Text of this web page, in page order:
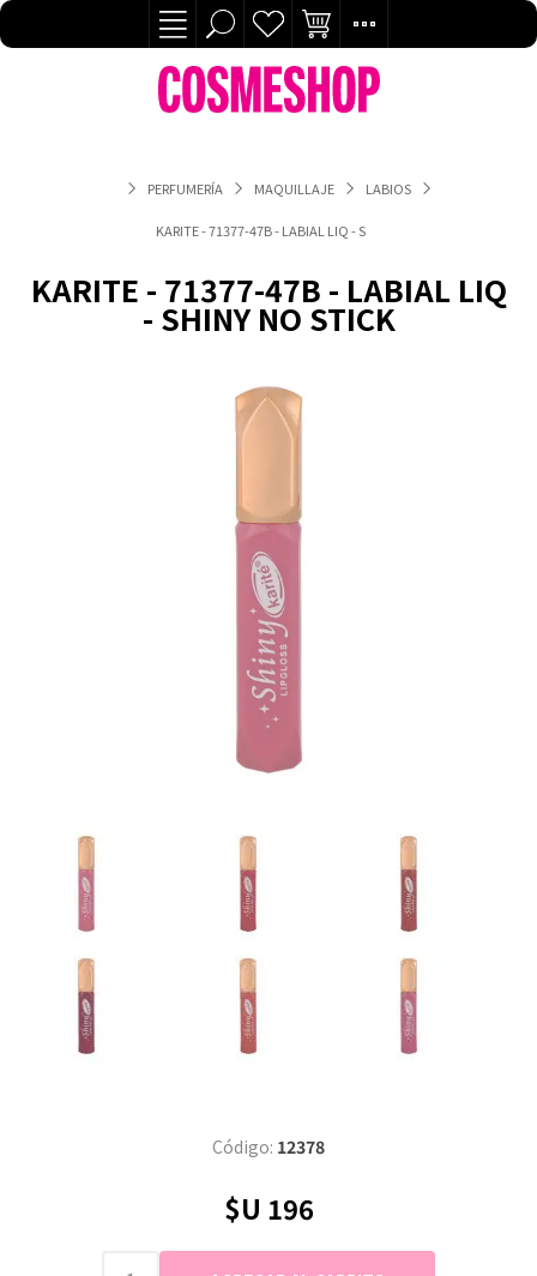
PERFUMERÍA MAQUILLAJE LABIOS
KARITE - 71377-47B - LABIAL LIQ - SHINY NO STICK
KARITE - 71377-47B - LABIAL LIQ
- SHINY NO STICK
Código: 12378
$U 196